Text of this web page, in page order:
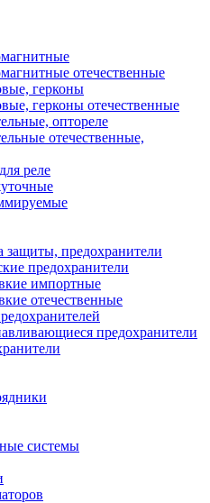
отечественные
герконы
герконы отечественные
оптореле
отечественные,
реле
защиты, предохранители
предохранители
импортные
отечественные
предохранители
системы